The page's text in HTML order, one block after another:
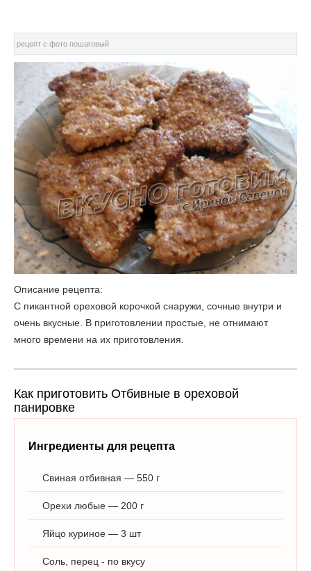
рецепт с фото пошаговый
Описание рецепта:
С пикантной ореховой корочкой снаружи, сочные внутри и
очень вкусные. В приготовлении простые, не отнимают
много времени на их приготовления.
Как приготовить Отбивные в ореховой
панировке
Ингредиенты для рецепта
Свиная отбивная — 550 г
Орехи любые — 200 г
Яйцо куриное — 3 шт
Соль, перец - по вкусу